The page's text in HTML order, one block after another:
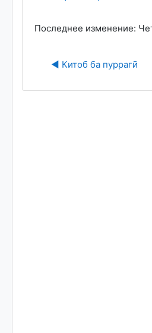
Последнее изменение:
◀︎ Китоб ба пуррагӣ